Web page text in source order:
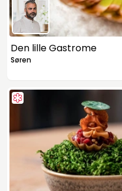
Den lille Gastrome
Søren